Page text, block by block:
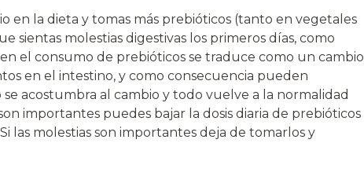
en la dieta y tomas más prebióticos (tanto en vegetales
sientas molestias digestivas los primeros días, como
en el consumo de prebióticos se traduce como un cambio
en el intestino, y como consecuencia pueden
acostumbra al cambio y todo vuelve a la normalidad
importantes puedes bajar la dosis diaria de prebióticos
las molestias son importantes deja de tomarlos y